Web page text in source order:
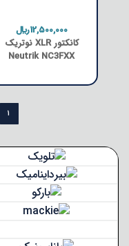
12,500,000﷼
کانکتور XLR نوتریک
Neutrik NC3FXX
1